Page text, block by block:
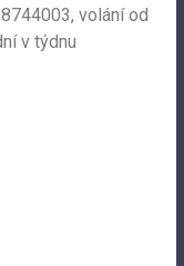
volání od
v týdnu